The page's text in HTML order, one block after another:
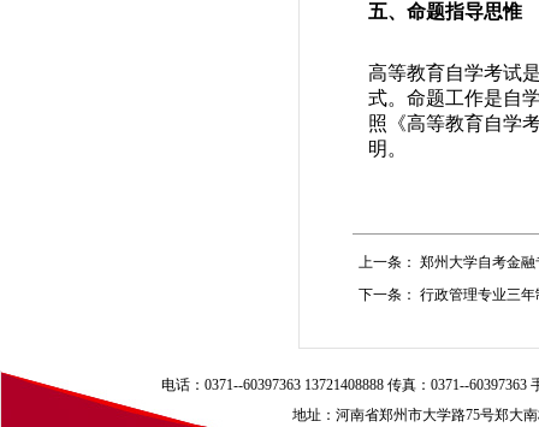
五、命题指导思惟
高等教育自学考试
式。命题工作是自
照《高等教育自学
明。
上一条： 郑州大学自考金
下一条： 行政管理专业三
电话：0371--60397363 13721408888 传真：0371--
地址：河南省郑州市大学路75号郑大